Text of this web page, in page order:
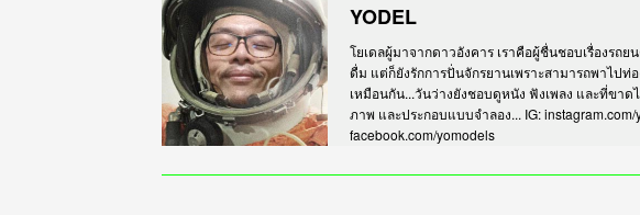
YODEL
โยเดลผู้มาจากดาวอังคาร เราคือผู้ชื่นชอบเรื่องรถย
ดื่ม แต่ก็ยังรักการปั่นจักรยานเพราะสามารถพาไปท่
เหมือนกัน...วันว่างยังชอบดูหนัง ฟังเพลง และที่ขาด
ภาพ และประกอบแบบจำลอง... IG: instagram.com/
facebook.com/yomodels